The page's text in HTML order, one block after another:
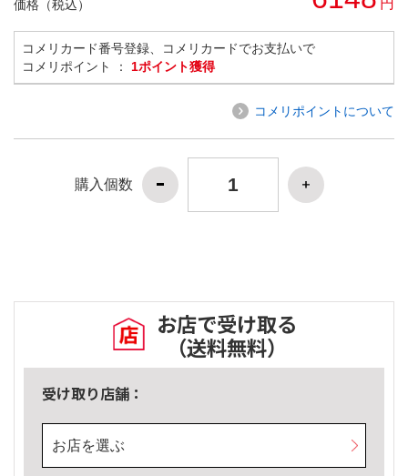
価格（税込）
コメリカード番号登録、コメリカードでお支払いで
コメリポイント ： 1ポイント獲得
コメリポイントについて
購入個数
お店で受け取る
（送料無料）
受け取り店舗：
お店を選ぶ